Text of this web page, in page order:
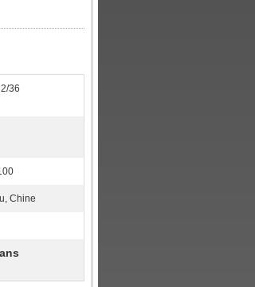
36
Chine